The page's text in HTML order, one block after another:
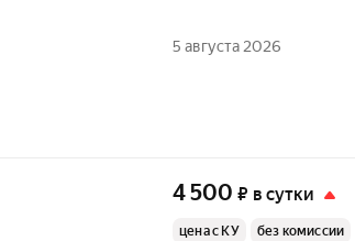
5 августа 2026
4 500 ₽ в сутки
цена с КУ без комиссии